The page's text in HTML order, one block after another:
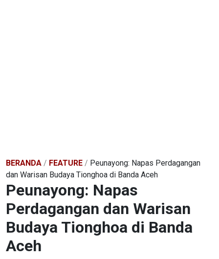
BERANDA / FEATURE / Peunayong: Napas Perdagangan
dan Warisan Budaya Tionghoa di Banda Aceh
Peunayong: Napas
Perdagangan dan Warisan
Budaya Tionghoa di Banda
Aceh